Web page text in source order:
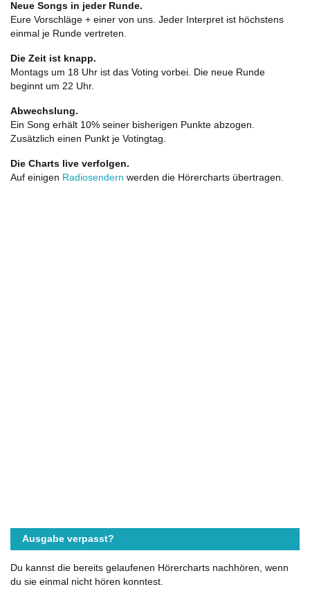
Neue Songs in jeder Runde.
Eure Vorschläge + einer von uns. Jeder Interpret ist höchstens
einmal je Runde vertreten.
Die Zeit ist knapp.
Montags um 18 Uhr ist das Voting vorbei. Die neue Runde
beginnt um 22 Uhr.
Abwechslung.
Ein Song erhält 10% seiner bisherigen Punkte abzogen.
Zusätzlich einen Punkt je Votingtag.
Die Charts live verfolgen.
Auf einigen Radiosendern werden die Hörercharts übertragen.
Ausgabe verpasst?
Du kannst die bereits gelaufenen Hörercharts nachhören, wenn
du sie einmal nicht hören konntest.